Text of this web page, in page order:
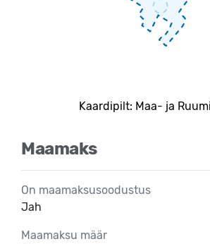
Kaardipilt: Maa- ja
Maamaks
On maamaksusoodustus
Jah
Maamaksu määr